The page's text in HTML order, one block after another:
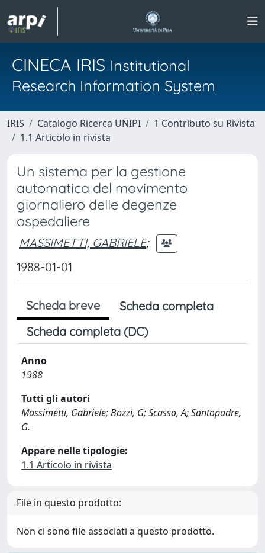
CINECA IRIS Institutional
Research Information System
IRIS Catalogo Ricerca UNIPI
1 Contributo su Rivista
1.1 Articolo in rivista
Un sistema per la gestione
automatica del movimento
giornaliero delle degenze
ospedaliere
MASSIMETTI, GABRIELE;
1988-01-01
Scheda breve
Scheda completa
Scheda completa (DC)
Anno
1988
Tutti gli autori
Massimetti, Gabriele; Bozzi, G; Scasso, A; Santopadre,
G.
Appare nelle tipologie:
1.1 Articolo in rivista
File in questo prodotto:
Non ci sono file associati a questo prodotto.